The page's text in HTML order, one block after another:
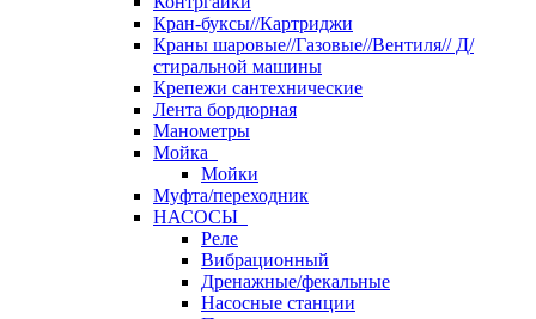
Кран-буксы//Картриджи
Краны шаровые//Газовые//Вентиля// Д/
стиральной машины
Крепежи сантехнические
Лента бордюрная
Манометры
Мойка
Мойки
Муфта/переходник
НАСОСЫ
Реле
Вибрационный
Дренажные/фекальные
Насосные станции